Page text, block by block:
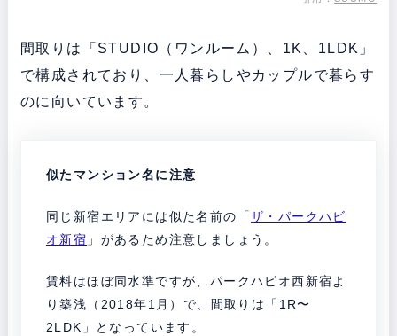
間取りは「STUDIO（ワンルーム）、1K、1LDK」
で構成されており、一人暮らしやカップルで暮らす
のに向いています。
似たマンション名に注意
同じ新宿エリアには似た名前の「ザ・パークハビ
オ新宿 」があるため注意しましょう。
賃料はほぼ同水準ですが、パークハビオ西新宿よ
り築浅（2018年1月）で、間取りは「1R〜
2LDK」となっています。